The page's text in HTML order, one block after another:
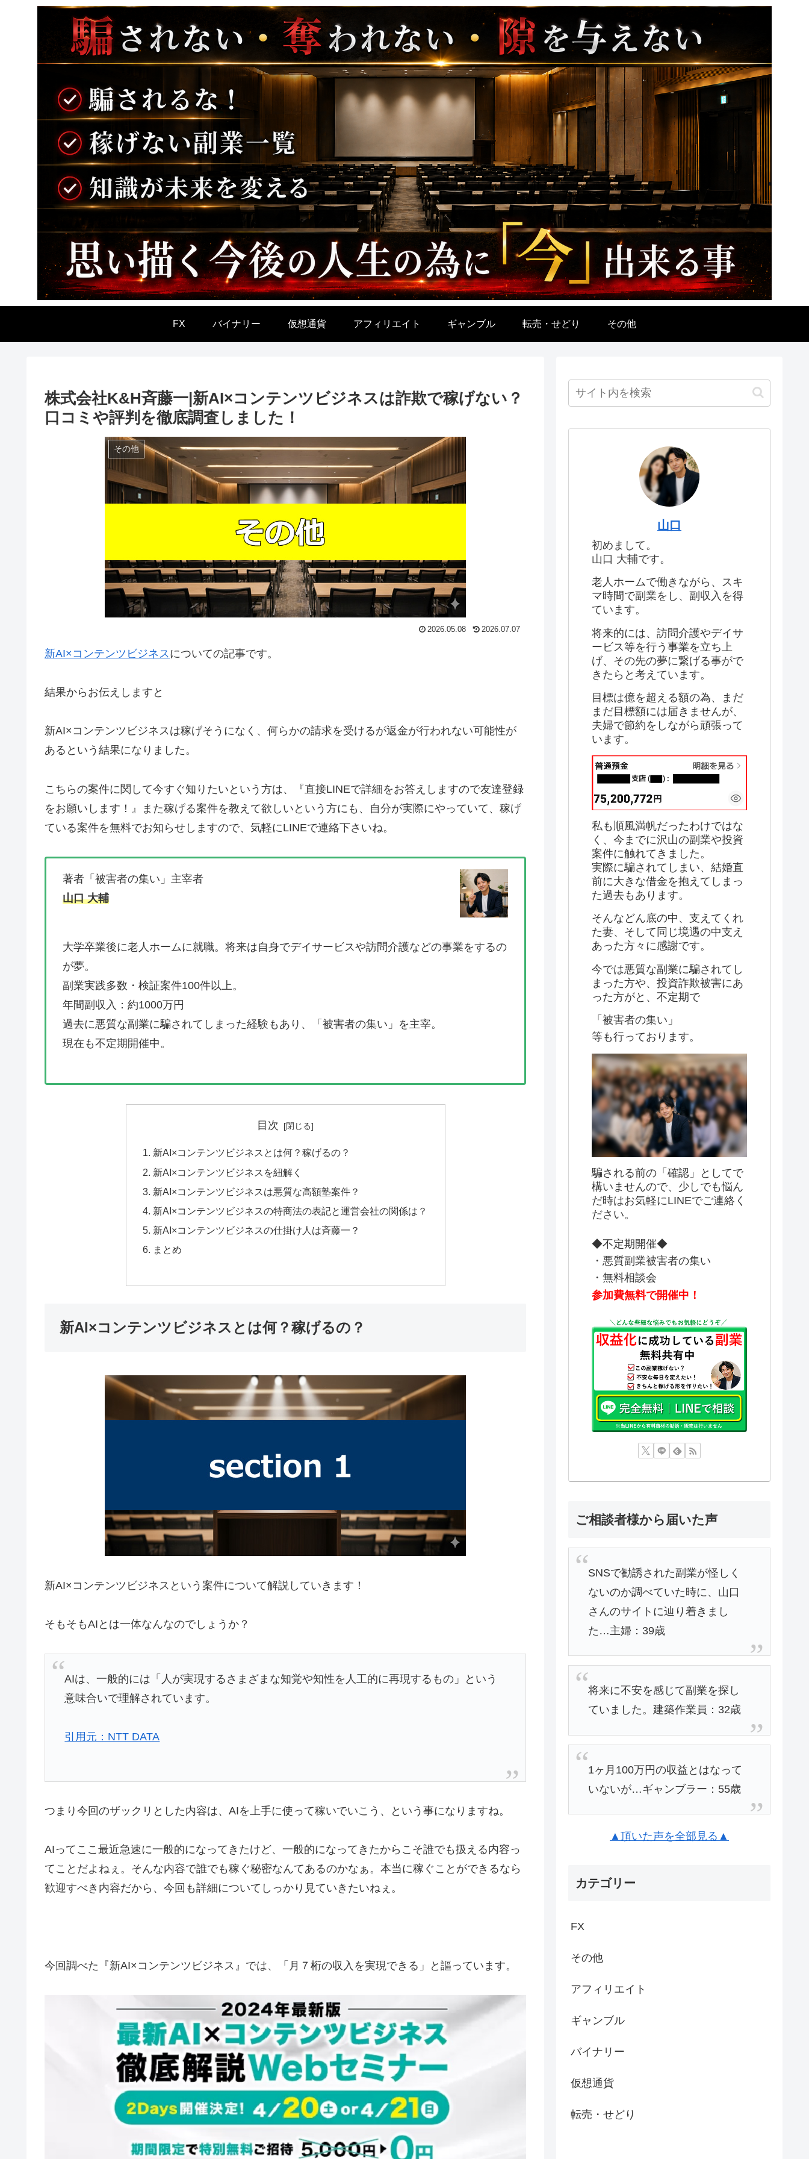
FX バイナリー 仮想通貨 アフィリエイト ギャンブル 転売・せどり その他
株式会社K&H斉藤一|新AI×コンテンツビジネスは詐欺で稼げない？
口コミや評判を徹底調査しました！
その他
2026.05.08 2026.07.07
新AI×コンテンツビジネス についての記事です。
結果からお伝えしますと
新AI×コンテンツビジネスは稼げそうになく、何らかの請求を受けるが返金が行われない可能性が
ある という結果になりました。
こちらの案件に関して今すぐ知りたいという方は、
『直接LINEで詳細をお答えしますので友達登録
をお願いします！』
また稼げる案件を教えて欲しいという方にも、自分が実際にやっていて、稼げ
ている案件を無料でお知らせしますので、気軽にLINEで連絡下さいね。
著者「被害者の集い」主宰者
山口 大輔
大学卒業後に老人ホームに就職。将来は自身でデイサービスや訪問介護などの事業をするの
が夢。
副業実践多数・検証案件100件以上。
年間副収入：約1000万円
過去に悪質な副業に騙されてしまった経験もあり、「被害者の集い」を主宰。
現在も不定期開催中。
目次
新AI×コンテンツビジネスとは何？稼げるの？
新AI×コンテンツビジネスを紐解く
新AI×コンテンツビジネスは悪質な高額塾案件？
新AI×コンテンツビジネスの特商法の表記と運営会社の関係は？
新AI×コンテンツビジネスの仕掛け人は斉藤一？
まとめ
新AI×コンテンツビジネスとは何？稼げるの？
新AI×コンテンツビジネスという案件について解説していきます！
そもそもAIとは一体なんなのでしょうか？
AIは、一般的には「人が実現するさまざまな知覚や知性を人工的に再現するもの」という
意味合いで理解されています。
引用元：NTT DATA
つまり今回のザックリとした内容は、AIを上手に使って稼いでいこう、という事になりますね。
AIってここ最近急速に一般的になってきたけど、一般的になってきたからこそ誰でも扱える内容っ
てことだよねぇ。そんな内容で誰でも稼ぐ秘密なんてあるのかなぁ。本当に稼ぐことができるなら
歓迎すべき内容だから、今回も詳細についてしっかり見ていきたいねぇ。
今回調べた『新AI×コンテンツビジネス』では、 「月７桁の収入を実現できる」 と謳っています。
山口
初めまして。
山口 大輔です。
老人ホームで働きながら、スキ
マ時間で副業をし、副収入を得
ています。
将来的には、訪問介護やデイサ
ービス等を行う事業を立ち上
げ、その先の夢に繋げる事がで
きたらと考えています。
目標は億を超える額の為、まだ
まだ目標額には届きませんが、
夫婦で節約をしながら頑張って
います。
私も順風満帆だったわけではな
く、今までに沢山の副業や投資
案件に触れてきました。
実際に騙されてしまい、結婚直
前に大きな借金を抱えてしまっ
た過去もあります。
そんなどん底の中、支えてくれ
た妻、そして同じ境遇の中支え
あった方々に感謝です。
今では悪質な副業に騙されてし
まった方や、投資詐欺被害にあ
った方がと、不定期で
「被害者の集い」
等も行っております。
騙される前の「確認」としてで
構いませんので、少しでも悩ん
だ時はお気軽にLINEでご連絡く
ださい。
◆不定期開催◆
・悪質副業被害者の集い
・無料相談会
参加費無料で開催中！
ご相談者様から届いた声
SNSで勧誘された副業が怪しく
ないのか調べていた時に、山口
さんのサイトに辿り着きまし
た…主婦：39歳
将来に不安を感じて副業を探し
ていました。建築作業員：32歳
1ヶ月100万円の収益とはなって
いないが…ギャンブラー：55歳
▲頂いた声を全部見る▲
カテゴリー
FX
その他
アフィリエイト
ギャンブル
バイナリー
仮想通貨
転売・せどり